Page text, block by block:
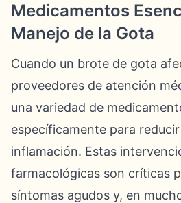
Medicamentos
Manejo de la Gota
Cuando un brote de gota
proveedores de atención
una variedad de
específicamente para
inflamación. Estas
farmacológicas son críticas
síntomas agudos y, en